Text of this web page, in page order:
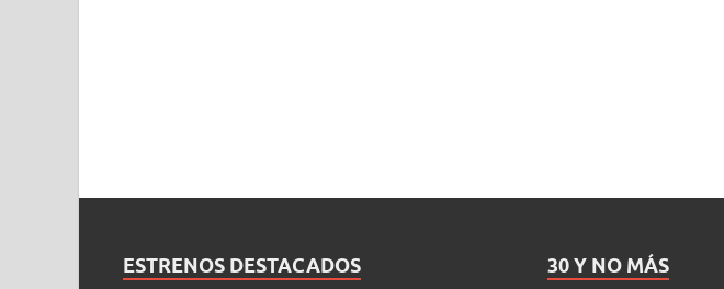
ESTRENOS DESTACADOS 30 Y NO MÁS